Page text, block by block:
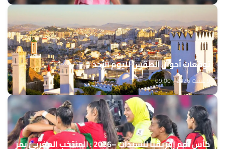
توقعات أحوال الطقس لليوم الأحد
9 غشت 2026 - 09:00
كأس أمم إفريقيا للسيدات –2026 : المنتخب المغربي يمر